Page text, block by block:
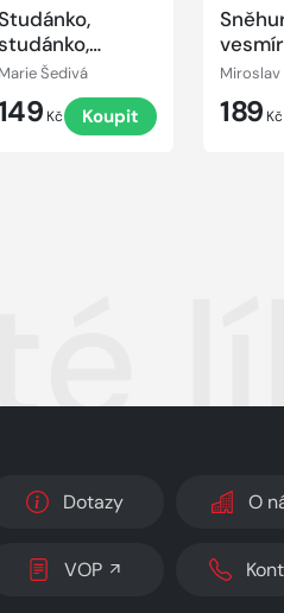
hluboká...
Marie Šedivá
Kč Koupit
Miroslav
189 Kč
Dotazy O
VOP